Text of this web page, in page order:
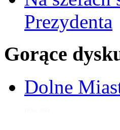
Prezydenta
Gorące
Dolne